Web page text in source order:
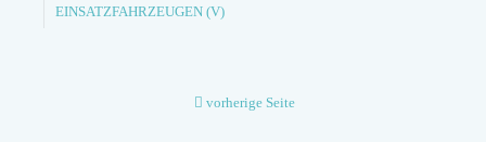
EINSATZFAHRZEUGEN (V)
vorherige Seite